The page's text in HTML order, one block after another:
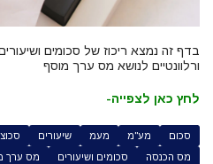
בדף זה נמצא ריכוז של סכומים
ורלוונטיים לנושא מס ערך מוסף
לחץ כאן לצפייה-
סכום מע"מ מעמ שיעורים
מס הכנסה
סכומים ושיעורים מס ערך